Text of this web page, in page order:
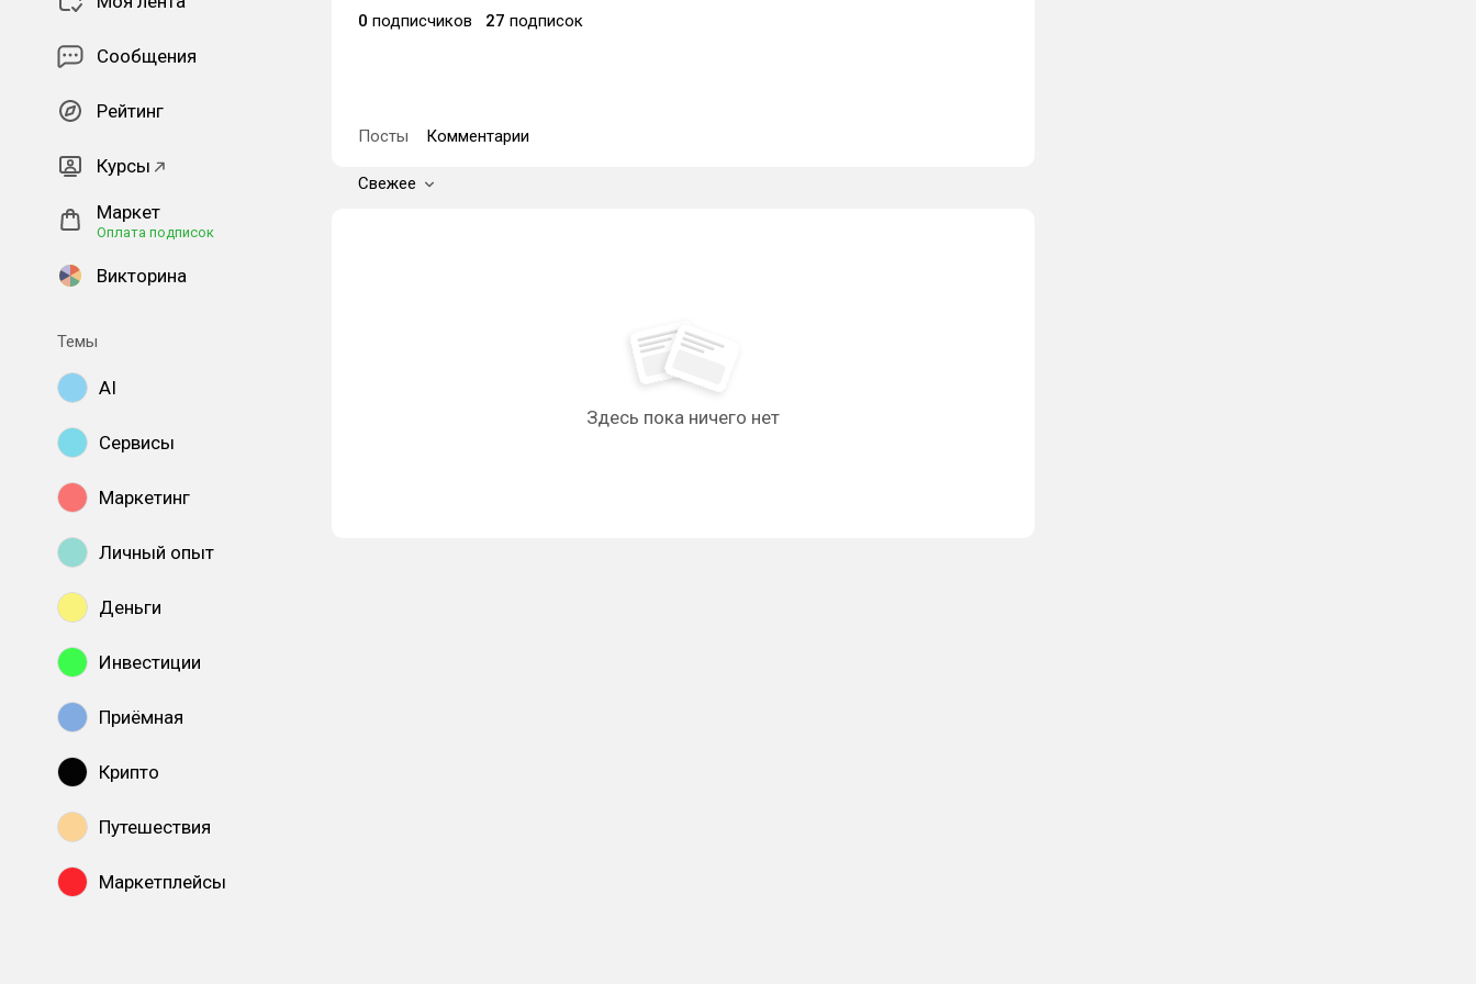
Сообщения
Рейтинг
Курсы
Маркет
Оплата подписок
Викторина
Темы
AI
Сервисы
Маркетинг
Личный опыт
Деньги
Инвестиции
Приёмная
Крипто
Путешествия
Маркетплейсы
0 подписчиков 27 подписок
Посты Комментарии
Свежее
Здесь пока ничего нет